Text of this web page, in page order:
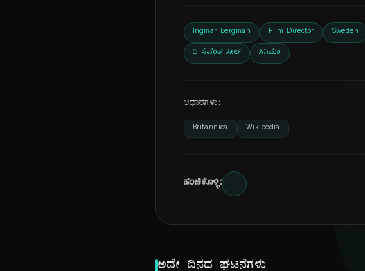
Ingmar Bergman Film Director Sweden
ದಿ ಸೆವೆಂತ್ ಸೀಲ್ ಸಿನಿಮಾ
ಆಧಾರಗಳು:
Britannica Wikipedia
ಹಂಚಿಕೊಳ್ಳಿ:
ಅದೇ ದಿನದ ಘಟನೆಗಳು